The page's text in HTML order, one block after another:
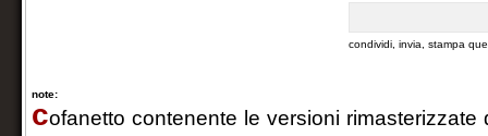
condividi, invia, stampa
note:
cofanetto contenente le versioni